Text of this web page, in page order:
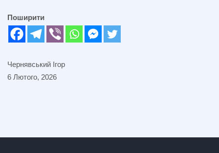
Поширити
Чернявський Ігор
6 Лютого, 2026